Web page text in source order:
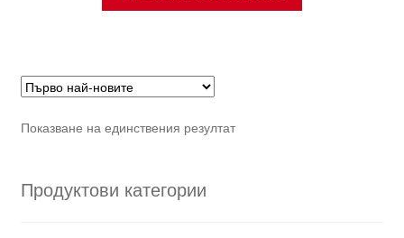
Показване на единствения резултат
Продуктови категории